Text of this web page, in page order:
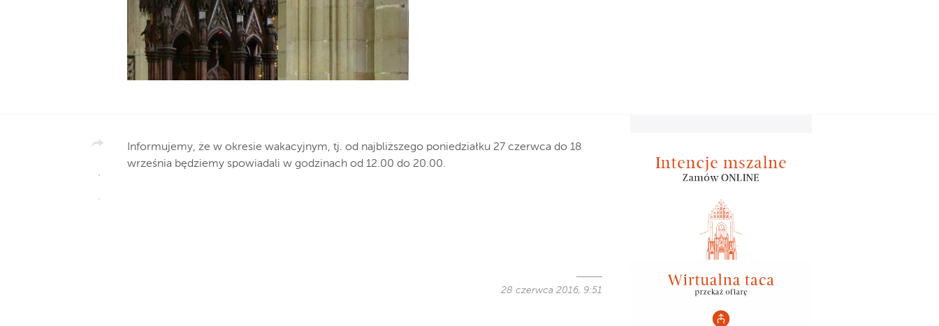
Informujemy, że w okresie wakacyjnym, tj. od najbliższego poniedziałku 27 czerwca do 18
września będziemy spowiadali w godzinach od 12.00 do 20.00.
28 czerwca 2016, 9:51